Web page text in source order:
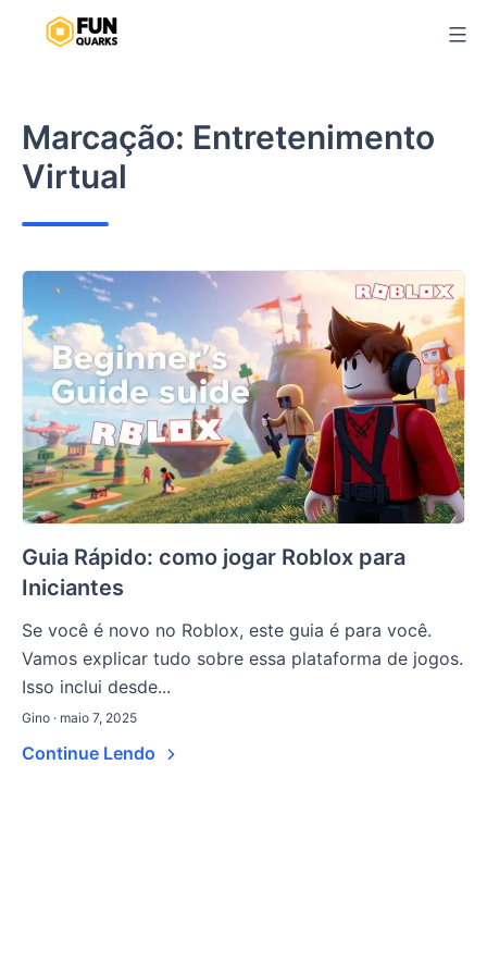
Marcação: Entretenimento
Virtual
Guia Rápido: como jogar Roblox para
Iniciantes
Se você é novo no Roblox, este guia é para você.
Vamos explicar tudo sobre essa plataforma de jogos.
Isso inclui desde...
Gino · maio 7, 2025
Continue Lendo